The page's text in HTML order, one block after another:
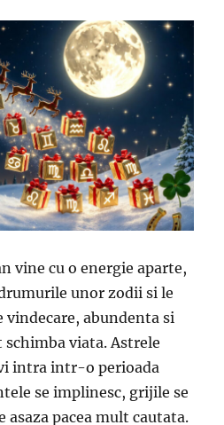
vine cu o energie aparte,
unor zodii si le
vindecare, abundenta si
viata. Astrele
intra intr-o perioada
se implinesc, grijile se
asaza pacea mult cautata.